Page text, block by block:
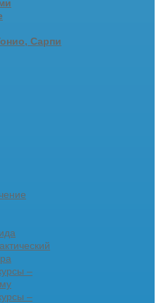
Сарпи
–
–